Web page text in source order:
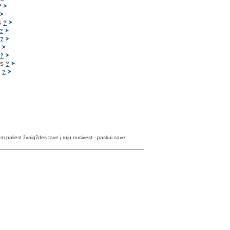
?
?
?
?
?
?
paliest žvaigždes tave į rojų nusivest - paskui save